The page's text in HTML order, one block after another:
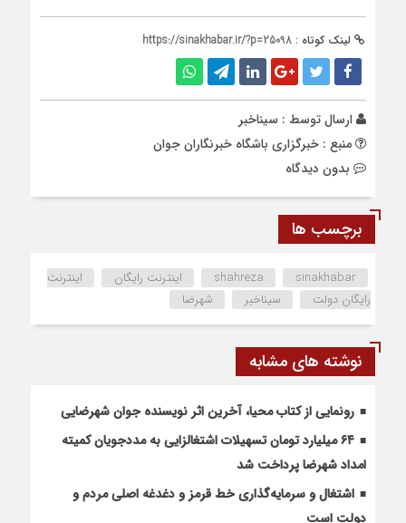
لینک کوتاه : https://sinakhabar.ir/?p=25098
ارسال توسط : سیناخبر
منبع : خبرگزاری باشگاه خبرنگاران جوان
بدون دیدگاه
برچسب ها
shahreza sinakhabar اینترنت رایگان
اینترنت
رایگان دولت
سیناخبر شهرضا
نوشته های مشابه
رونمایی از کتاب محیا، آخرین اثر نویسنده جوان شهرضایی
۶۴ میلیارد تومان تسهیلات اشتغالزایی به مددجویان کمیته
امداد شهرضا پرداخت شد
اشتغال و سرمایه‌گذاری خط قرمز و دغدغه اصلی مردم و
دولت است